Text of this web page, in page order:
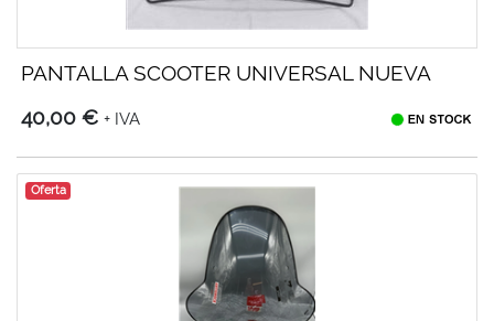
PANTALLA SCOOTER UNIVERSAL NUEVA
40,00 € + IVA
Oferta